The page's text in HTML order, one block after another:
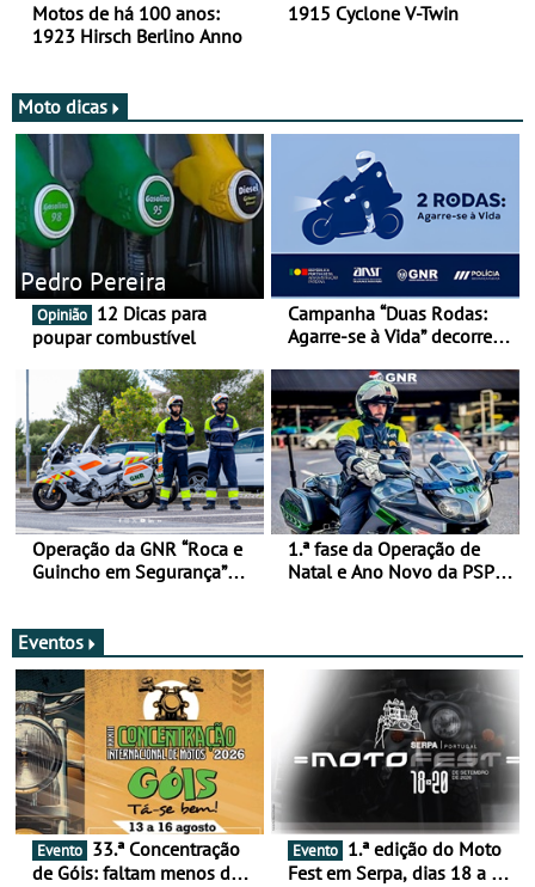
Motos de há 100 anos:
1923 Hirsch Berlino Anno
1915 Cyclone V-Twin
Moto dicas
Pedro Pereira
Opinião
poupar combustível
Campanha “Duas Rodas:
Agarre-se à Vida” decorre
Operação da GNR “Roca e
Guincho em Segurança”
1.ª fase da Operação de
Natal e Ano Novo da PSP e
Eventos
Evento
de Góis: faltam menos de
Evento
Fest em Serpa, dias 18 a 20